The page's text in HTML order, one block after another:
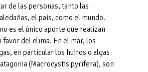
de las personas, tanto las
el país, como el mundo.
es el único aporte que realizan
favor del clima. En el mar, los
en particular los huiros o algas
(Macrocystis pyrifera), son